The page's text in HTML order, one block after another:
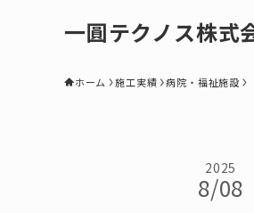
一圓テクノス株式
ホーム 施工実績 病院・福祉施設
2025
8/08